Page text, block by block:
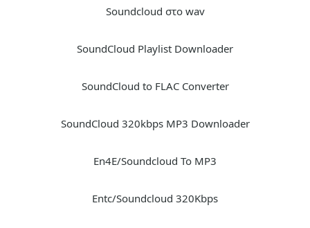
Soundcloud στο wav
SoundCloud Playlist Downloader
SoundCloud to FLAC Converter
SoundCloud 320kbps MP3 Downloader
En4E/Soundcloud To MP3
Entc/Soundcloud 320Kbps